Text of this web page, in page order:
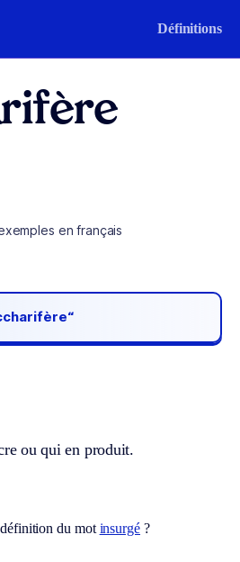
Définitions
en français
ou qui en produit.
du mot insurgé ?